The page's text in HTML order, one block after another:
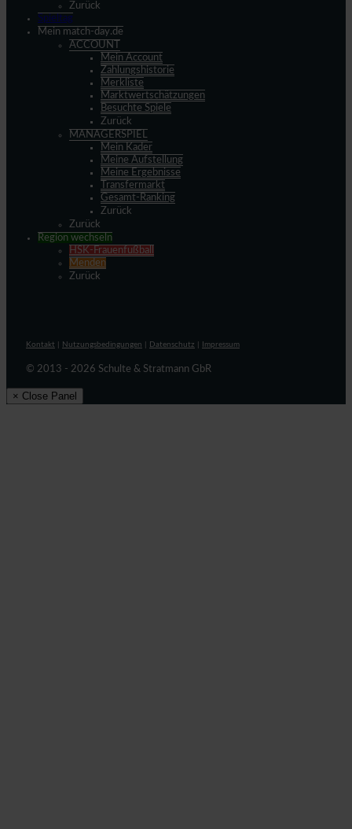
Zurück
Spieltag
Mein match-day.de
ACCOUNT
Mein Account
Zahlungshistorie
Merkliste
Marktwertschätzungen
Besuchte Spiele
Zurück
MANAGERSPIEL
Mein Kader
Meine Aufstellung
Meine Ergebnisse
Transfermarkt
Gesamt-Ranking
Zurück
Zurück
Region wechseln
HSK-Frauenfußball
Menden
Zurück
Kontakt Nutzungsbedingungen Datenschutz Impressum
© 2013 - 2026 Schulte & Stratmann GbR
× Close Panel